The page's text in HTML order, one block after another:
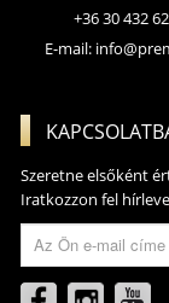
+36 30 432
E-mail:
Szeretne elsőként
Iratkozzon fel